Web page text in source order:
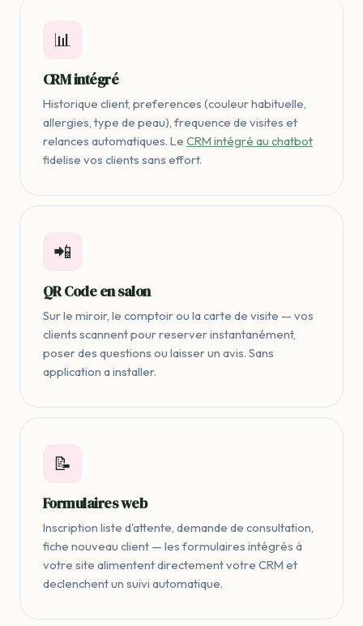
📊
CRM intégré
Historique client, preferences (couleur habituelle,
allergies, type de peau), frequence de visites et
relances automatiques. Le CRM intégré au chatbot
fidelise vos clients sans effort.
📲
QR Code en salon
Sur le miroir, le comptoir ou la carte de visite — vos
clients scannent pour reserver instantanément,
poser des questions ou laisser un avis. Sans
application a installer.
📝
Formulaires web
Inscription liste d'attente, demande de consultation,
fiche nouveau client — les formulaires intégrés à
votre site alimentent directement votre CRM et
declenchent un suivi automatique.